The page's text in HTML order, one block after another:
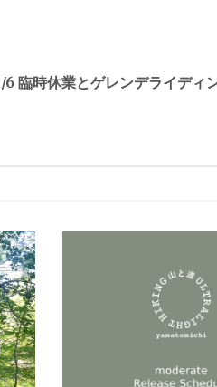
6 臨時休業とゲレンデライディ